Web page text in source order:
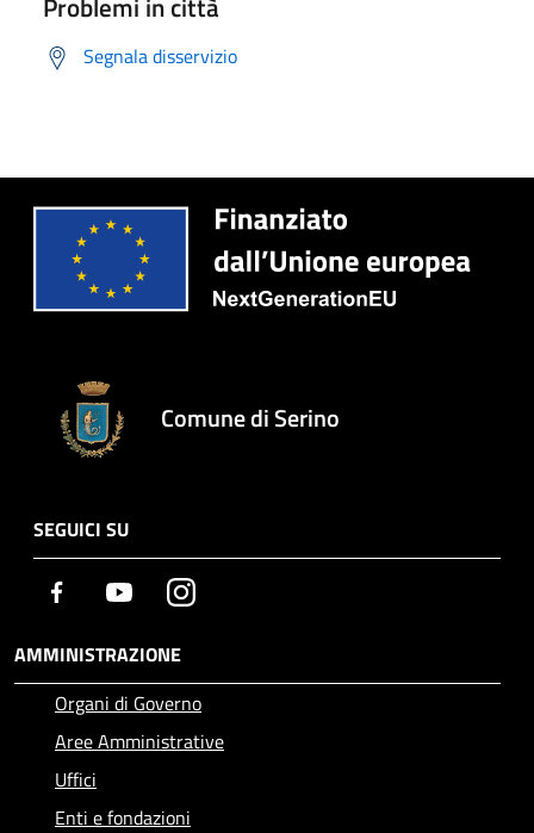
Segnala disservizio
Comune di Serino
SEGUICI SU
Facebook YoutubeInstagram
AMMINISTRAZIONE
Organi di Governo
Aree Amministrative
Uffici
Enti e fondazioni